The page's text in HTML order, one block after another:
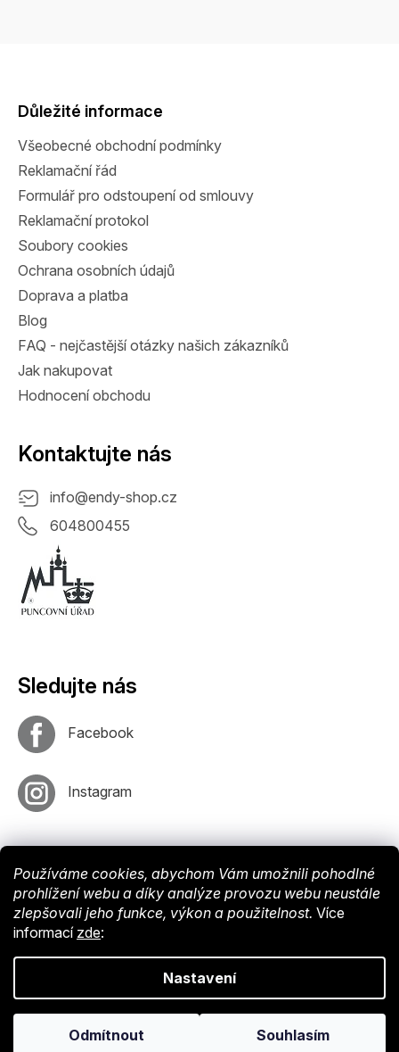
Používáme cookies, abychom Vám umožnili pohodlné
prohlížení webu a díky analýze provozu webu neustále
zlepšovali jeho funkce, výkon a použitelnost. Více
informací zde:
Nastavení
Odmítnout Souhlasím
Důležité informace
Všeobecné obchodní podmínky
Reklamační řád
Formulář pro odstoupení od smlouvy
Reklamační protokol
Soubory cookies
Ochrana osobních údajů
Doprava a platba
Blog
FAQ - nejčastější otázky našich zákazníků
Jak nakupovat
Hodnocení obchodu
Kontaktujte nás
info@endy-shop.cz
604800455
Sledujte nás
Facebook
Instagram
Shoptet. Nastavil týmEshopyUmíme. Design byVokr